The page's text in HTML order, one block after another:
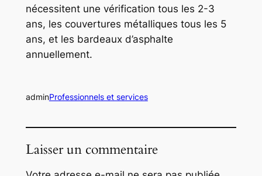
nécessitent une vérification tous les 2-3
ans, les couvertures métalliques tous les 5
ans, et les bardeaux d’asphalte
annuellement.
adminProfessionnels et services
Laisser un commentaire